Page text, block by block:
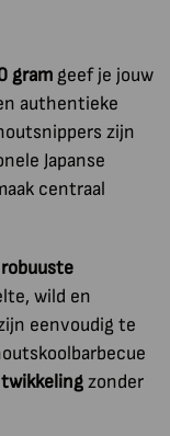
gram geef je jouw
authentieke
zijn
Japanse
centraal
wild en
eenvoudig te
zonder